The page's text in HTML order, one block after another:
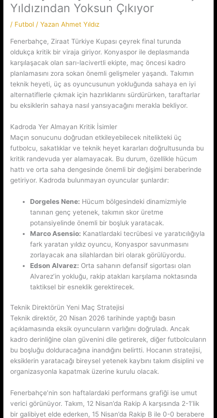
Yıldızından Yoksun Çıkıyor
/ Futbol / Yazan Ahmet Yıldız
Fenerbahçe, Ziraat Türkiye Kupası çeyrek final turunda
oldukça kritik bir viraja giriyor. Konyaspor ile deplasmanda
karşılaşacak olan sarı-lacivertli ekipte, maç öncesi kadro
planlamasını zora sokan önemli gelişmeler yaşandı. Takımın
teknik heyeti, üç as oyuncusunun yokluğunda sahaya en iyi
alternatiflerle çıkmak için hazırlıklarını sürdürürken, taraftarlar
bu eksiklerin sahaya nasıl yansıyacağını merakla bekliyor.
Kadroda Yer Almayan Kritik İsimler
Maçın sonucunu doğrudan etkileyebilecek nitelikteki üç
futbolcu, sakatlıklar ve teknik heyet kararları doğrultusunda bu
kritik randevuda yer alamayacak. Bu durum, özellikle hücum
hattı ve orta saha dengesinde önemli bir değişimi beraberinde
getiriyor. Kadroda bulunmayan oyuncular şunlardır:
Dorgeles Nene: Hücum bölgesindeki dinamizmiyle
tanınan genç yetenek, takımın skor üretme
potansiyelinde önemli bir boşluk yaratacak.
Marco Asensio: Kanatlardaki tecrübesi ve yaratıcılığıyla
fark yaratan yıldız oyuncu, Konyaspor savunmasını
zorlayacak ana silahlardan biri olarak görülüyordu.
Edson Alvarez: Orta sahanın defansif sigortası olan
Alvarez’in yokluğu, rakip atakları karşılama noktasında
taktiksel bir esneklik gerektirecek.
Teknik Direktörün Yeni Maç Stratejisi
Teknik direktör, 20 Nisan 2026 tarihinde yaptığı basın
açıklamasında eksik oyuncuların varlığını doğruladı. Ancak
kadro derinliğine olan güvenini dile getirerek, diğer futbolcuların
bu boşluğu dolduracağına inandığını belirtti. Hocanın stratejisi,
eksiklerin yaratacağı bireysel yetenek kaybını takım disiplini ve
organizasyonla kapatmak üzerine kurulu olacak.
Fenerbahçe’nin son haftalardaki performans grafiği ise umut
verici görünüyor. Takım, 12 Nisan’da Rakip A karşısında 2-1’lik
bir galibiyet elde ederken, 15 Nisan’da Rakip B ile 0-0 berabere